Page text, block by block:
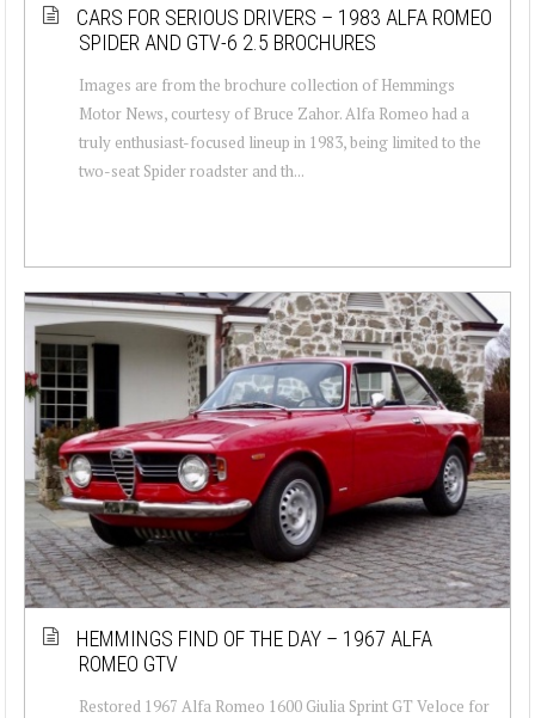
CARS FOR SERIOUS DRIVERS – 1983 ALFA ROMEO
SPIDER AND GTV-6 2.5 BROCHURES
Images are from the brochure collection of Hemmings
Motor News, courtesy of Bruce Zahor. Alfa Romeo had a
truly enthusiast-focused lineup in 1983, being limited to the
two-seat Spider roadster and th...
HEMMINGS FIND OF THE DAY – 1967 ALFA
ROMEO GTV
Restored 1967 Alfa Romeo 1600 Giulia Sprint GT Veloce for